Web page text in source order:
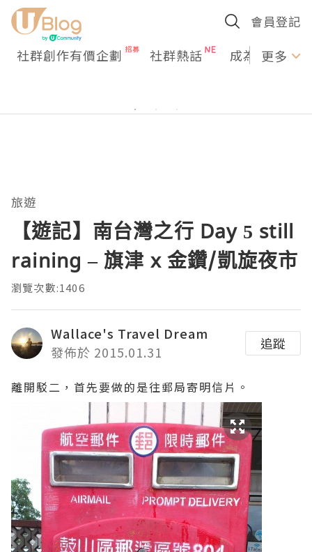
會員登記
社群創作有價企劃 社群熱話 成為U更多
旅遊
【遊記】南台灣之行 Day 5 still
raining – 旗津 x 金鑽/凱旋夜市
瀏覽次數:1406
Wallace's Travel Dream
發佈於 2015.01.31
追蹤
離開駁二，首先要做的是往郵局寄明信片。